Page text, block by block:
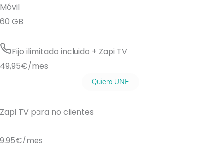
Móvil
60 GB
Fijo ilimitado incluido + Zapi TV
49,95€/mes
Quiero UNE
Zapi TV para no clientes
9,95€/mes